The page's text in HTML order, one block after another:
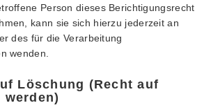
Person dieses Berichtigungsrecht
kann sie sich hierzu jederzeit an
des für die Verarbeitung
wenden.
Löschung (Recht auf
werden)